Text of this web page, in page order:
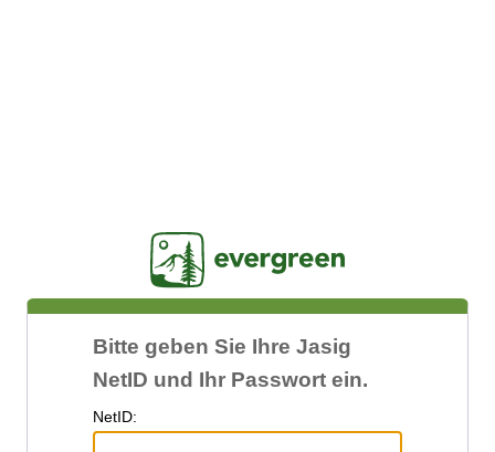
Bitte geben Sie Ihre Jasig
NetID und Ihr Passwort ein.
NetID: